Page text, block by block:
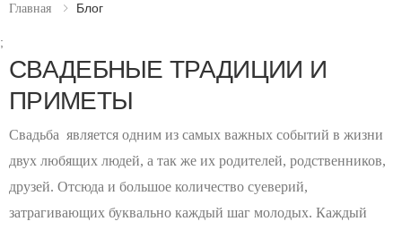
Главная Блог
;
СВАДЕБНЫЕ ТРАДИЦИИ И
ПРИМЕТЫ
Свадьба является одним из самых важных событий в жизни
двух любящих людей, а так же их родителей, родственников,
друзей. Отсюда и большое количество суеверий,
затрагивающих буквально каждый шаг молодых. Каждый